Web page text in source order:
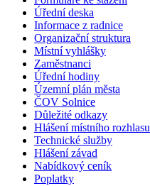
Úřední deska
Informace z radnice
Organizační struktura
Místní vyhlášky
Zaměstnanci
Úřední hodiny
Územní plán města
ČOV Solnice
Důležité odkazy
Hlášení místního rozhlasu
Technické služby
Hlášení závad
Nabídkový ceník
Poplatky